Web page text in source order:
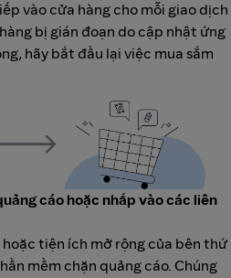
vào cửa hàng cho mỗi giao dịch
bị gián đoạn do cập nhật ứng
hãy bắt đầu lại việc mua sắm
cáo hoặc nhấp vào các liên
tiện ích mở rộng của bên thứ
mềm chặn quảng cáo. Chúng